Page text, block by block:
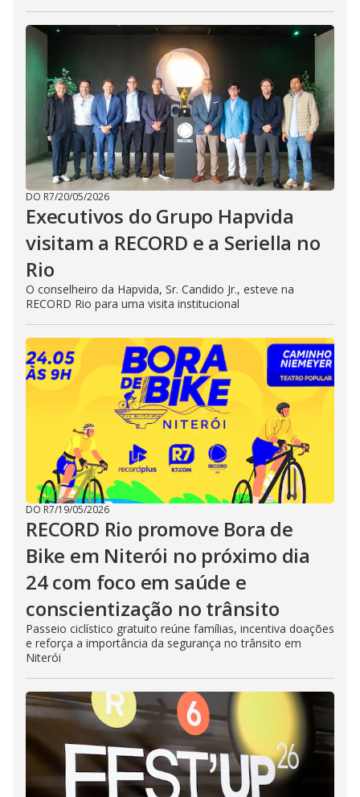
DO R7/20/05/2026
Executivos do Grupo Hapvida
visitam a RECORD e a Seriella no
Rio
O conselheiro da Hapvida, Sr. Candido Jr., esteve na
RECORD Rio para uma visita institucional
DO R7/19/05/2026
RECORD Rio promove Bora de
Bike em Niterói no próximo dia
24 com foco em saúde e
conscientização no trânsito
Passeio ciclístico gratuito reúne famílias, incentiva doações
e reforça a importância da segurança no trânsito em
Niterói